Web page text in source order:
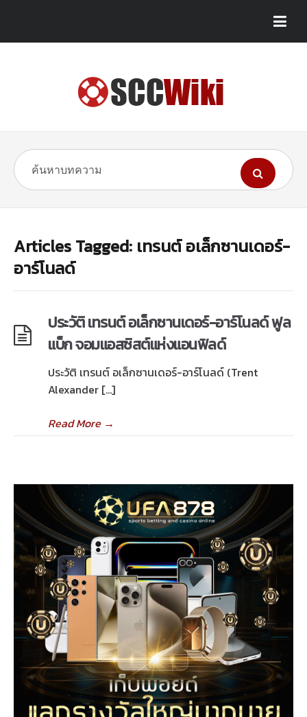
Articles Tagged: เทรนต์ อเล็กซานเดอร์-
อาร์โนลด์
ประวัติ เทรนต์ อเล็กซานเดอร์-อาร์โนลด์ ฟูล
แบ็ก จอมแอสซิสต์แห่งแอนฟิลด์
ประวัติ เทรนต์ อเล็กซานเดอร์-อาร์โนลด์ (Trent
Alexander […]
Read More→